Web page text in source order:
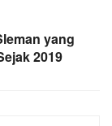
yang
2019